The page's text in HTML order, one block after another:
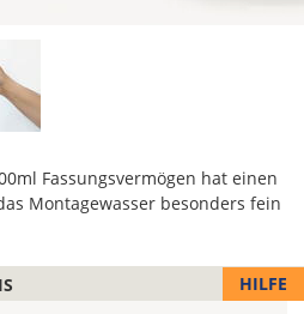
Fassungsvermögen hat einen
Montagewasser besonders fein
HILFE